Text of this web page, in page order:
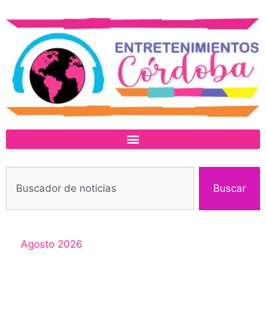
Buscar
Agosto 2026